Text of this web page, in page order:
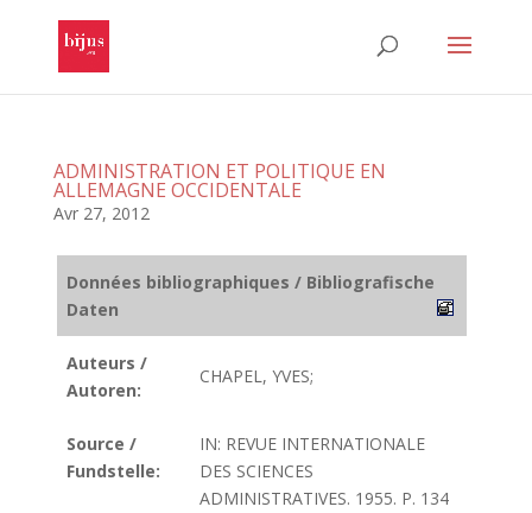
ADMINISTRATION ET POLITIQUE EN
ALLEMAGNE OCCIDENTALE
Avr 27, 2012
Données bibliographiques / Bibliografische
Daten
Auteurs /
Autoren:
CHAPEL, YVES;
Source /
Fundstelle:
IN: REVUE INTERNATIONALE
DES SCIENCES
ADMINISTRATIVES. 1955. P. 134